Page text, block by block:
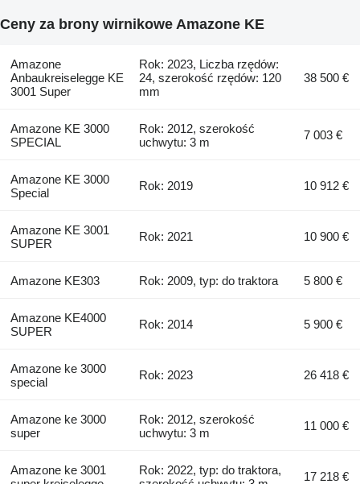
Ceny za brony wirnikowe Amazone KE
Amazone
Anbaukreiselegge KE
3001 Super
Rok: 2023, Liczba rzędów:
24, szerokość rzędów: 120
mm
38 500 €
Amazone KE 3000
SPECIAL
Rok: 2012, szerokość
uchwytu: 3 m
7 003 €
Amazone KE 3000
Special
Rok: 2019 10 912 €
Amazone KE 3001
SUPER
Rok: 2021 10 900 €
Amazone KE303 Rok: 2009, typ: do traktora 5 800 €
Amazone KE4000
SUPER
Rok: 2014 5 900 €
Amazone ke 3000
special
Rok: 2023 26 418 €
Amazone ke 3000
super
Rok: 2012, szerokość
uchwytu: 3 m
11 000 €
Amazone ke 3001
Rok: 2022, typ: do traktora,
17 218 €